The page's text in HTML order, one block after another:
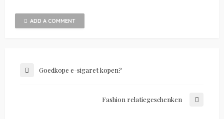
ADD A COMMENT
Goedkope e-sigaret kopen?
Fashion relatiegeschenken